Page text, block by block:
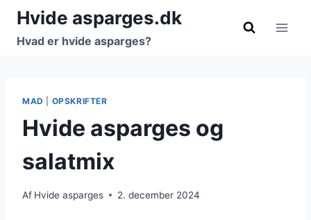
Fortsæt
indhold
Hvide asparges.dk
Hvad er hvide asparges?
MAD OPSKRIFTER
Hvide asparges og
salatmix
Af Hvide asparges 2. december 2024